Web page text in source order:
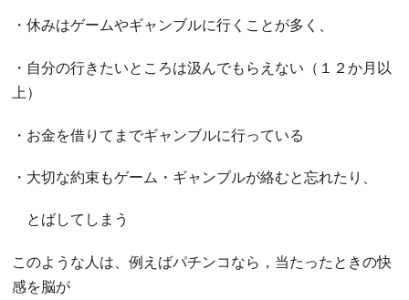
・休みはゲームやギャンブルに行くことが多く、
・自分の行きたいところは汲んでもらえない（１２か月以
上）
・お金を借りてまでギャンブルに行っている
・大切な約束もゲーム・ギャンブルが絡むと忘れたり、
とばしてしまう
このような人は、例えばパチンコなら，当たったときの快
感を脳が